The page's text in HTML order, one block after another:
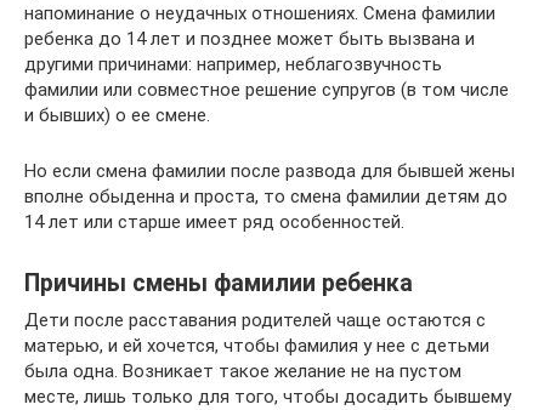
напоминание о неудачных отношениях. Смена фамилии
ребенка до 14 лет и позднее может быть вызвана и
другими причинами: например, неблагозвучность
фамилии или совместное решение супругов (в том числе
и бывших) о ее смене.
Но если смена фамилии после развода для бывшей жены
вполне обыденна и проста, то смена фамилии детям до
14 лет или старше имеет ряд особенностей.
Причины смены фамилии ребенка
Дети после расставания родителей чаще остаются с
матерью, и ей хочется, чтобы фамилия у нее с детьми
была одна. Возникает такое желание не на пустом
месте, лишь только для того, чтобы досадить бывшему